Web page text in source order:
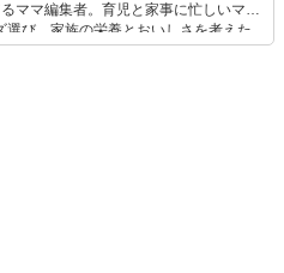
ママ編集者。育児と家事に忙しいママ
選び、家族の栄養とおいしさを考えた
リラックスタイムを楽しむためのスイ